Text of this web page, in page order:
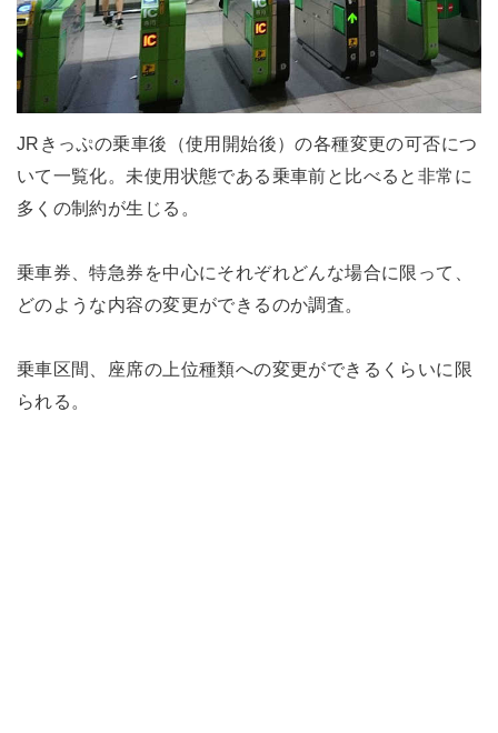
JRきっぷの乗車後（使用開始後）の各種変更の可否につ
いて一覧化。未使用状態である乗車前と比べると非常に
多くの制約が生じる。
乗車券、特急券を中心にそれぞれどんな場合に限って、
どのような内容の変更ができるのか調査。
乗車区間、座席の上位種類への変更ができるくらいに限
られる。